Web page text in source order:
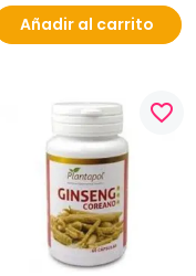
Añadir al carrito
favorite_border